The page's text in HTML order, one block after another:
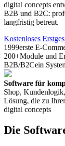
digital concepts
B2B und B2C:
langfristig betreut.
Kostenloses
1999erste E-
200+Module und
B2B/B2Cein
Software für
Shop,
Lösung, die zu
digital concepts
Die